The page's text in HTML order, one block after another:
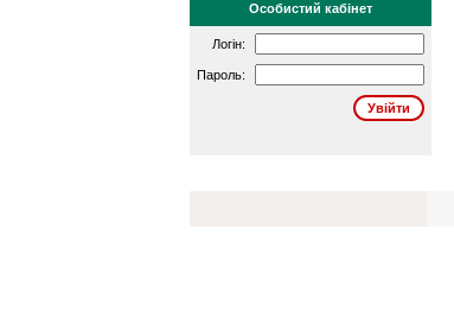
Особистий кабінет
Логін:
Пароль: